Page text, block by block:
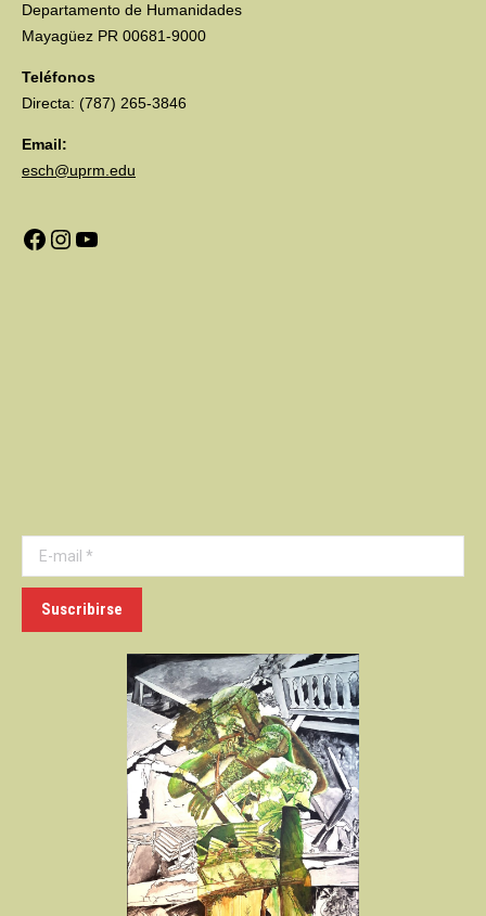
Departamento de Humanidades
Mayagüez PR 00681-9000
Teléfonos
Directa: (787) 265-3846
Email:
esch@uprm.edu
Facebook Instagram YouTube
E-mail *
Suscribirse